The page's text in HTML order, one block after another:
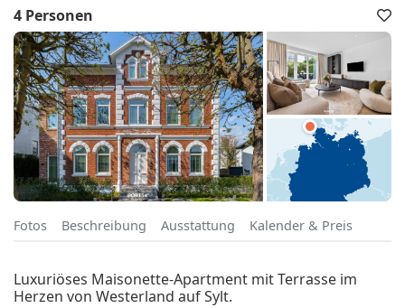
4 Personen
Fotos Beschreibung Ausstattung Kalender & Preis
Luxuriöses Maisonette-Apartment mit Terrasse im
Herzen von Westerland auf Sylt.